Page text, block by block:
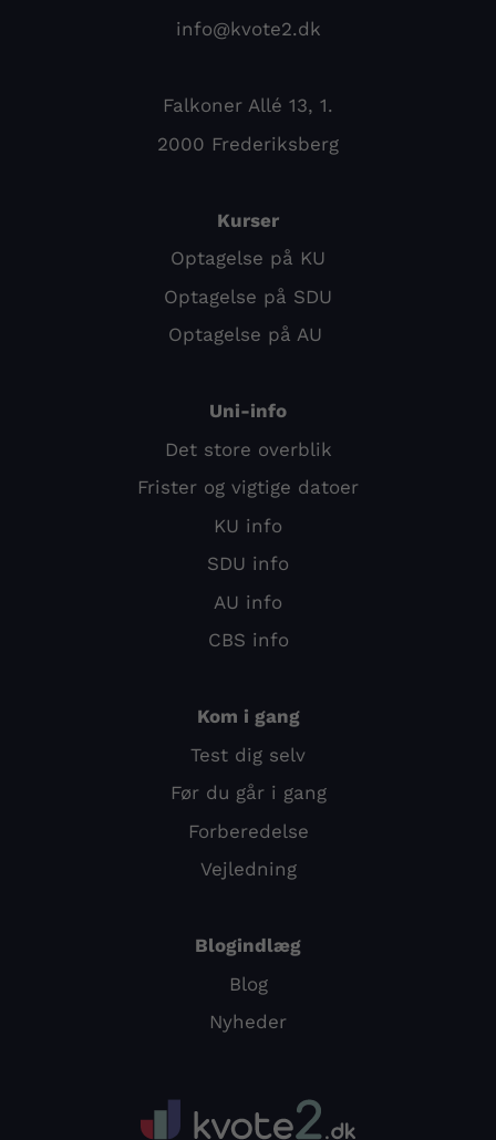
info@kvote2.dk
Falkoner Allé 13, 1.
2000 Frederiksberg
Kurser
Optagelse på KU
Optagelse på SDU
Optagelse på AU
Uni-info
Det store overblik
Frister og vigtige datoer
KU info
SDU info
AU info
CBS info
Kom i gang
Test dig selv
Før du går i gang
Forberedelse
Vejledning
Blogindlæg
Blog
Nyheder